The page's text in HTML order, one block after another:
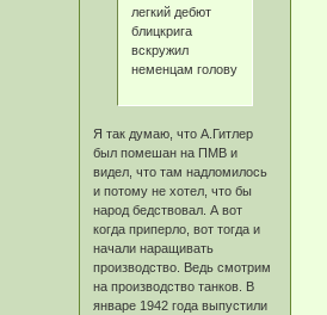
легкий дебют
блицкрига
вскружил
неменцам голову
Я так думаю, что А.Гитлер
был помешан на ПМВ и
видел, что там надломилось
и потому не хотел, что бы
народ бедствовал. А вот
когда приперло, вот тогда и
начали наращивать
производство. Ведь смотрим
на производство танков. В
январе 1942 года выпустили